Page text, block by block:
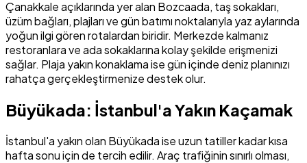
Çanakkale açıklarında yer alan Bozcaada, taş sokakları,
üzüm bağları, plajları ve gün batımı noktalarıyla yaz aylarında
yoğun ilgi gören rotalardan biridir. Merkezde kalmanız
restoranlara ve ada sokaklarına kolay şekilde erişmenizi
sağlar. Plaja yakın konaklama ise gün içinde deniz planınızı
rahatça gerçekleştirmenize destek olur.
Büyükada: İstanbul'a Yakın Kaçamak
İstanbul'a yakın olan Büyükada ise uzun tatiller kadar kısa
hafta sonu için de tercih edilir. Araç trafiğinin sınırlı olması,